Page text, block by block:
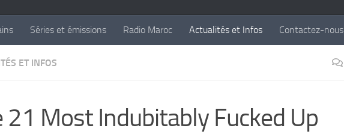
Séries et émissions Radio Maroc Actualités et Infos Contactez-nous
ET INFOS
21 Most Indubitably Fucked Up